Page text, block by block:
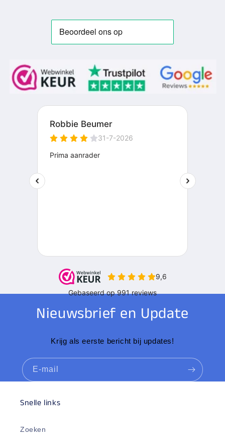
Nieuwsbrief en Update
Krijg als eerste bericht bij updates!
E‑mail
Snelle links
Zoeken